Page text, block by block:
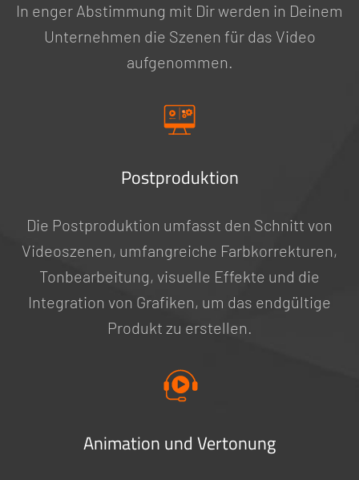
In enger Abstimmung mit Dir werden in Deinem
Unternehmen die Szenen für das Video
aufgenommen.
Postproduktion
Die Postproduktion umfasst den Schnitt von
Videoszenen, umfangreiche Farbkorrekturen,
Tonbearbeitung, visuelle Effekte und die
Integration von Grafiken, um das endgültige
Produkt zu erstellen.
Animation und Vertonung